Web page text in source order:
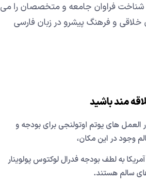
شناخت فراوان جامعه و متخصصان را می
خلاقی و فرهنگ پیشرو در زبان فارسی
مند باشید
العمل های یوتم اوتولنجی برای بودجه و
وجود در این مکان،
به لطف بودجه فدرال لوکتوس پولوینار
سالم هستند.